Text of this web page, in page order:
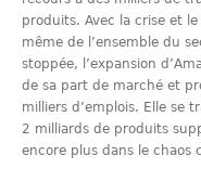
produits. Avec la crise et
même de l’ensemble du
stoppée, l’expansion
de sa part de marché et
milliers d’emplois. Elle se
2 milliards de produits
encore plus dans le chaos